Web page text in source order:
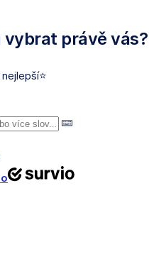
vybrat právě vás?